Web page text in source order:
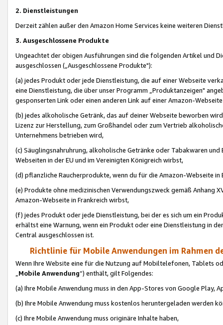
2. Dienstleistungen
Derzeit zählen außer den Amazon Home Services keine weiteren
3. Ausgeschlossene Produkte
Ungeachtet der obigen Ausführungen sind die folgenden Artikel und
ausgeschlossen („Ausgeschlossene Produkte"):
(a) jedes Produkt oder jede Dienstleistung, die auf einer Webseite
eine Dienstleistung, die über unser Programm „Produktanzeigen"
gesponserten Link oder einen anderen Link auf einer Amazon-
(b) jedes alkoholische Getränk, das auf deiner Webseite beworben
Lizenz zur Herstellung, zum Großhandel oder zum Vertrieb
Unternehmens betrieben wird,
(c) Säuglingsnahruhrung, alkoholische Getränke oder Tabakwaren
Webseiten in der EU und im Vereinigten Königreich wirbst,
(d) pflanzliche Raucherprodukte, wenn du für die Amazon-Webseite in
(e) Produkte ohne medizinischen Verwendungszweck gemäß Anhang
Amazon-Webseite in Frankreich wirbst,
(f) jedes Produkt oder jede Dienstleistung, bei der es sich um ein
erhältst eine Warnung, wenn ein Produkt oder eine Dienstleistung in
Central ausgeschlossen ist.
Richtlinie für Mobile Anwendungen im Rahmen
Wenn Ihre Website eine für die Nutzung auf Mobiltelefonen, Tablets
„Mobile Anwendung“) enthält, gilt Folgendes:
(a) Ihre Mobile Anwendung muss in den App-Stores von Google Play,
(b) Ihre Mobile Anwendung muss kostenlos heruntergeladen werden
(c) Ihre Mobile Anwendung muss originäre Inhalte haben,